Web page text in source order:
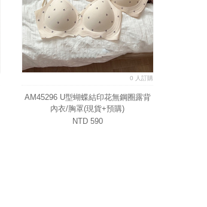
0 人訂購
AM45296 U型蝴蝶結印花無鋼圈露背
內衣/胸罩(現貨+預購)
NTD 590